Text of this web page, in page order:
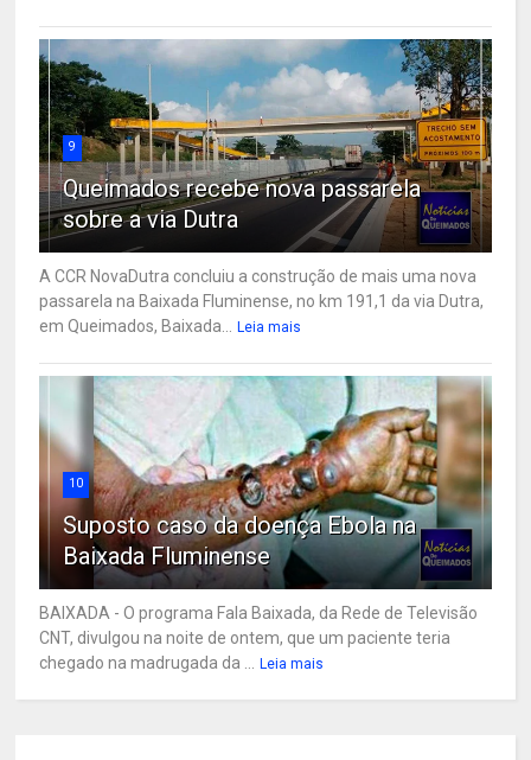
9
Queimados recebe nova passarela
sobre a via Dutra
A CCR NovaDutra concluiu a construção de mais uma nova
passarela na Baixada Fluminense, no km 191,1 da via Dutra,
em Queimados, Baixada...
Leia mais
10
Suposto caso da doença Ebola na
Baixada Fluminense
BAIXADA - O programa Fala Baixada, da Rede de Televisão
CNT, divulgou na noite de ontem, que um paciente teria
chegado na madrugada da ...
Leia mais